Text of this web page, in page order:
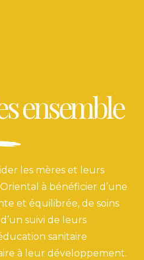
ensemble
les mères et leurs
à bénéficier d’une
et équilibrée, de soins
suivi de leurs
sanitaire
à leur développement.